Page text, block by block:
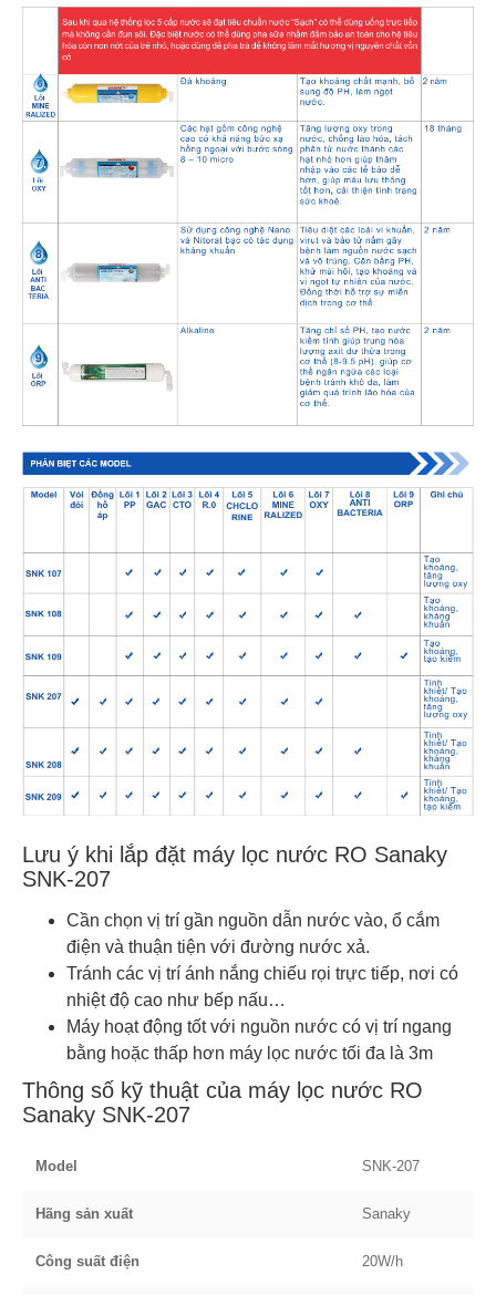
Lưu ý khi lắp đặt máy lọc nước RO Sanaky
SNK-207
Cần chọn vị trí gần nguồn dẫn nước vào, ổ cắm
điện và thuận tiện với đường nước xả.
Tránh các vị trí ánh nắng chiếu rọi trực tiếp, nơi có
nhiệt độ cao như bếp nấu…
Máy hoạt động tốt với nguồn nước có vị trí ngang
bằng hoặc thấp hơn máy lọc nước tối đa là 3m
Thông số kỹ thuật của máy lọc nước RO
Sanaky SNK-207
Model SNK-207
Hãng sản xuất Sanaky
Công suất điện 20W/h